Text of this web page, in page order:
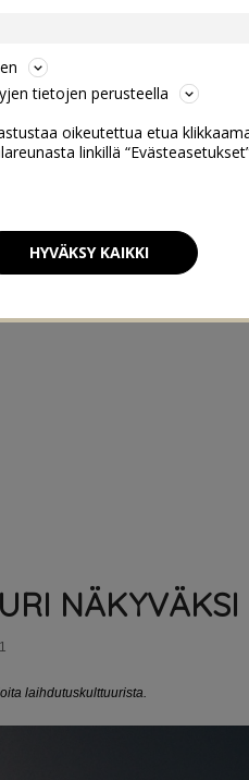
NÄKYVÄKSI
laihdutuskulttuurista.
tietojen perusteella
oikeutettua etua
linkillä
HYVÄKSY KAIKKI